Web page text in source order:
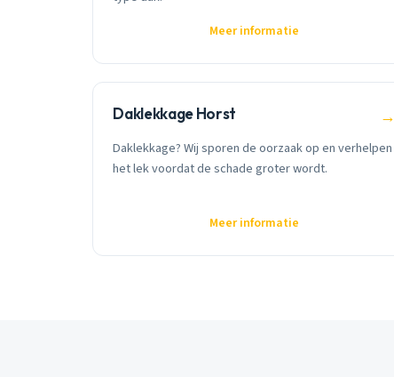
Meer informatie
Daklekkage Horst →
Daklekkage? Wij sporen de oorzaak op en verhelpen
het lek voordat de schade groter wordt.
Meer informatie